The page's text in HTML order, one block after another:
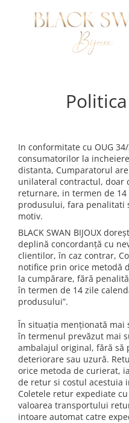
Cadouri pentru Bunica
Cadou pentru Matusa
Cadouri pentru Nasi
Cadouri pentru Botez
Cadou pentru Cumatri
Cadouri Prietena BFF / Sora
Cadouri Fetite
Cadouri Baieti
Cadouri pentru Absolvire
Cadou Educatoare /
Profesoare
Cadouri Cupluri
Pandantive aur
Lantisoare din aur
Lantisoare fir transparent -
invizibil
Bratari dama cu aur
Bratari barbati cu aur
Inele aur personalizate
Cercei aur copii si bebelusi
Cercei din aur
Bratari de picior Argint
Cercei Argint Copii si
Colier perle naturale cu
Bratari argint barbati
Lantisoare Argint 925
Pini Sacou Personalizati
Bijuterii Personalizate
Bijuterii cu Initiala Nume
Bijuterii copii - Personaje
animate
Coliere colorate Copii
Set bratari puzzle cadou
Bijuterii Mama si Bebe
Set bijuterii pentru El si Ea
Bijuterii cu membrii familiei
Bijuterii Profesii
Bijuterii Pasiuni & Hobby
Bijuterii Tematice Sport
Bijuterii cu mesaj
Bijuterii personalizate cu
In conformitate cu OUG
consumatorilor la
distanta, Cumparatorul
unilateral contractul, doar
returnare, in termen de
produsului, fara penalitati
motiv.
BLACK SWAN BIJOUX
deplină concordanță cu
clientilor, în caz contrar,
notifice prin orice metodă
la cumpărare, fără
în termen de 14 zile
produsului”.
În situația menționată
în termenul prevăzut mai
ambalajul original, fără să
deteriorare sau uzură.
orice metoda de curierat,
de retur si costul acestuia
Coletele retur expediate
valoarea transportului
intoare automat catre